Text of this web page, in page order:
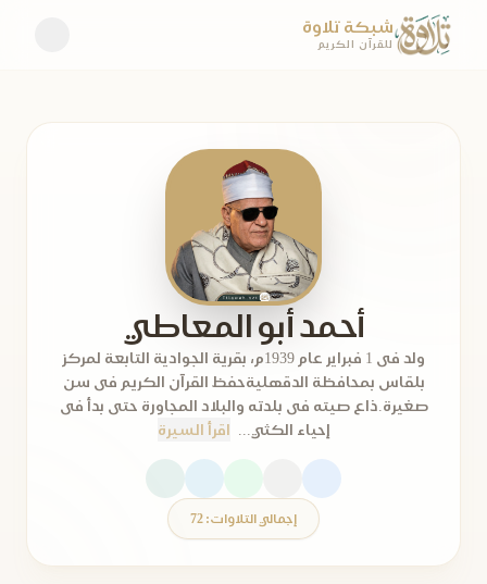
شبكة تلاوة
للقرآن الكريم
أحمد أبو المعاطي
ولد فى 1 فبراير عام 1939م، بقرية الجوادية التابعة لمركز
بلقاس بمحافظة الدقهليةحفظ القرآن الكريم فى سن
صغيرة.ذاع صيته فى بلدته والبلاد المجاورة حتى بدأ فى
إحياء الكثي...
اقرأ السيرة
إجمالي التلاوات: 72